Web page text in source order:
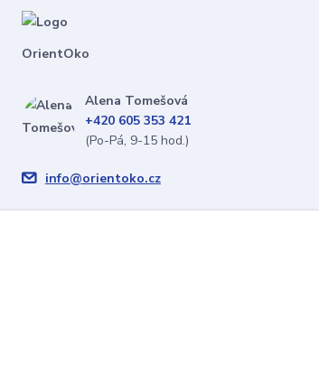
OrientOko
Alena Tomešová
+420 605 353 421
(Po-Pá, 9-15 hod.)
info@orientoko.cz